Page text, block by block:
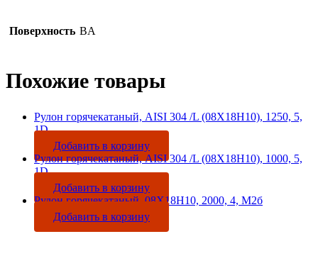
Поверхность BA
Похожие товары
Рулон горячекатаный, AISI 304 /L (08Х18Н10), 1250, 5,
1D
Добавить в корзину
Рулон горячекатаный, AISI 304 /L (08Х18Н10), 1000, 5,
1D
Добавить в корзину
Рулон горячекатаный, 08Х18Н10, 2000, 4, М2б
Добавить в корзину